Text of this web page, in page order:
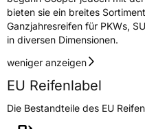
Allgemeine
HerstellerkontaktCooper Tire
S.L., Mari
bieten sie ein breites
Ganzjahresreifen für PKWs,
in diversen Dimensionen.
weniger anzeigen
EU Reifenlabel
Die Bestandteile des EU